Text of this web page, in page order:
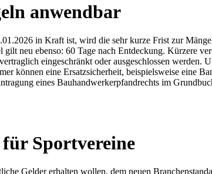
anwendbar
in Kraft ist, wird die sehr kurze Frist zur
neu ebenso: 60 Tage nach Entdeckung. Kürzere
eingeschränkt oder ausgeschlossen
können eine Ersatzsicherheit, beispielsweise eine
eines Bauhandwerkerpfandrechts im
Sportvereine
Gelder erhalten wollen, dem neuen